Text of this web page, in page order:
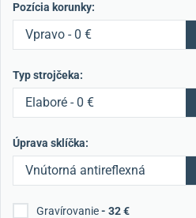
Pozícia korunky:
Vpravo - 0 €
Typ strojčeka:
Elaboré - 0 €
Úprava sklíčka:
Vnútorná antireflexná
úprava - 0 €
Gravírovanie- 32 €